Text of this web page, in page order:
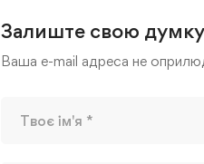
Залиште свою думку
Ваша e-mail адреса не